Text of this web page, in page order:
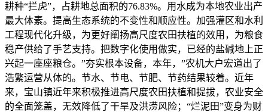
耕种“拦虎”，占耕地总面积的76.83%。用水成为本地农业出产
最大体素。提高生态系统的不变性和顺应性。加强灌区和水利
工程现代化升级，为更好阐扬高尺度农田扶植的效用，为粮食
稳产供给了手艺支持。把数字化使用做实，已经的盐碱地上正
兴起一座座粮仓。”夯实根本设备，本年，”农机大户宏道出了
浩繁运营从体的。节水、节电、节肥、节药结果较着。近年
来，宝山镇近年来积极推进高尺度农田扶植和提拔，农业安全
的全面笼盖，无效降低了干旱及洪涝风险；“烂泥田”变身为财